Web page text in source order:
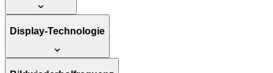
Display-Technologie